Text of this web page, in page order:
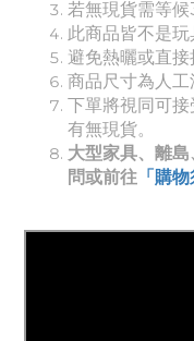
若無現貨需等候
此商品皆不是玩
避免熱曬或直接
商品尺寸為人
下單將視同可
有無現貨。
大型家具、離
問或前往 「購物